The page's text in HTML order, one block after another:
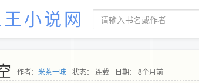
小说网
作者： 米茶一味 状态： 连载 日期： 8个月前